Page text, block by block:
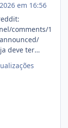
em 16:56
comments/1
deve ter